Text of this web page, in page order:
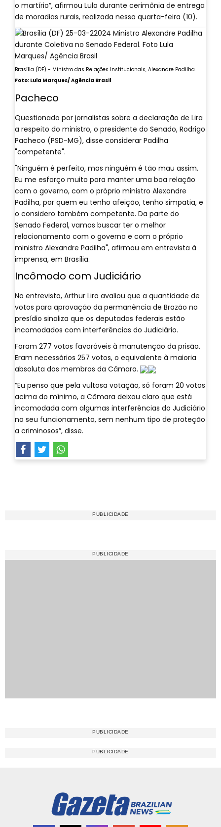
o martírio”, afirmou Lula durante cerimônia de entrega
de moradias rurais, realizada nessa quarta-feira (10).
Brasília (DF) - Ministro das Relações Institucionais, Alexandre Padilha.
Foto: Lula Marques/ Agência Brasil
Pacheco
Questionado por jornalistas sobre a declaração de Lira
a respeito do ministro, o presidente do Senado, Rodrigo
Pacheco (PSD-MG), disse considerar Padilha
"competente".
"Ninguém é perfeito, mas ninguém é tão mau assim.
Eu me esforço muito para manter uma boa relação
com o governo, com o próprio ministro Alexandre
Padilha, por quem eu tenho afeição, tenho simpatia, e
o considero também competente. Da parte do
Senado Federal, vamos buscar ter o melhor
relacionamento com o governo e com o próprio
ministro Alexandre Padilha", afirmou em entrevista à
imprensa, em Brasília.
Incômodo com Judiciário
Na entrevista, Arthur Lira avaliou que a quantidade de
votos para aprovação da permanência de Brazão no
presídio sinaliza que os deputados federais estão
incomodados com interferências do Judiciário.
Foram 277 votos favoráveis à manutenção da prisão.
Eram necessários 257 votos, o equivalente à maioria
absoluta dos membros da Câmara.
“Eu penso que pela vultosa votação, só foram 20 votos
acima do mínimo, a Câmara deixou claro que está
incomodada com algumas interferências do Judiciário
no seu funcionamento, sem nenhum tipo de proteção
a criminosos”, disse.